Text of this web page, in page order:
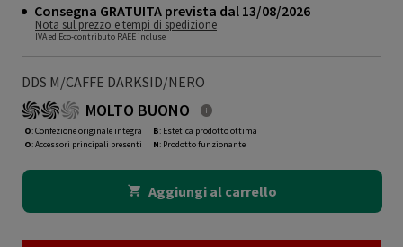
Consegna GRATUITA prevista dal 13/08/2026
Nota sul prezzo e tempi di spedizione
IVA ed Eco-contributo RAEE incluse
DDS M/CAFFE DARKSID/NERO
MOLTO BUONO
O: Confezione originale integra
O: Accessori principali presenti
B: Estetica prodotto ottima
N: Prodotto funzionante
Aggiungi al carrello